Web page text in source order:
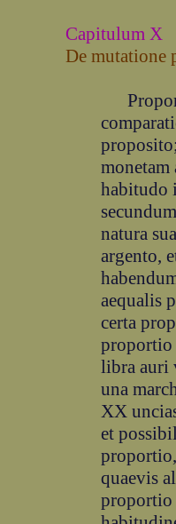
Capitulum X
De mutatione
monetam
habitudo
natura
argento,
aequalis
certa
proportio
libra auri
una
XX
et
quaevis
proportio